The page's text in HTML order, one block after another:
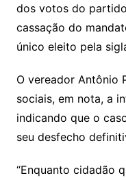
dos votos do
cassação do
único eleito pela
O vereador Antônio
sociais, em nota, a
indicando que o
seu desfecho
“Enquanto cidadão